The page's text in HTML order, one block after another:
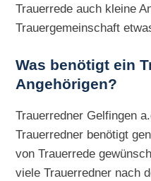
Trauerrede auch kleine
Trauergemeinschaft
Was benötigt ein
Angehörigen?
Trauerredner Gelfingen
Trauerredner benötigt
von Trauerrede
viele Trauerredner nach